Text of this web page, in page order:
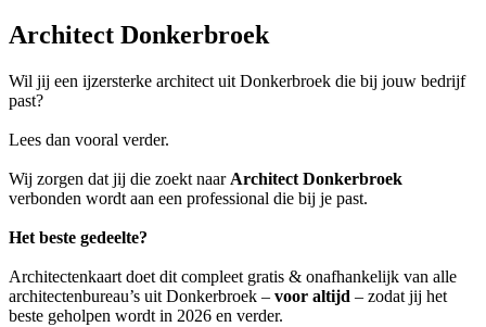
Architect Donkerbroek
Wil jij een ijzersterke architect uit Donkerbroek die bij jouw bedrijf
past?
Lees dan vooral verder.
Wij zorgen dat jij die zoekt naar Architect Donkerbroek
verbonden wordt aan een professional die bij je past.
Het beste gedeelte?
Architectenkaart doet dit compleet gratis & onafhankelijk van alle
architectenbureau’s uit Donkerbroek – voor altijd – zodat jij het
beste geholpen wordt in 2026 en verder.